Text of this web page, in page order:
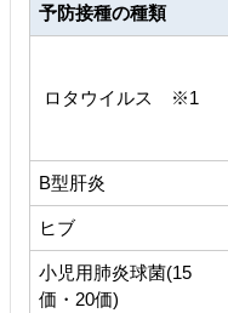
予防接種の種類
ロタウイルス ※1
B型肝炎
ヒブ
小児用肺炎球菌(15
価・20価)